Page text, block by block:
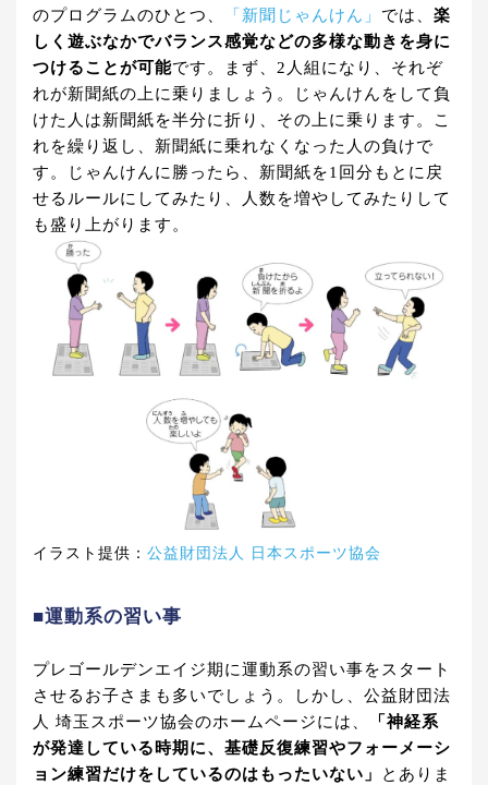
のプログラムのひとつ、
「新聞じゃんけん」 では、 楽
しく遊ぶなかでバランス感覚などの多様な動きを身に
つけることが可能です。まず、2人組になり、それぞ
れが新聞紙の上に乗りましょう。じゃんけんをして負
けた人は新聞紙を半分に折り、その上に乗ります。こ
れを繰り返し、新聞紙に乗れなくなった人の負けで
す。じゃんけんに勝ったら、新聞紙を1回分もとに戻
せるルールにしてみたり、人数を増やしてみたりして
も盛り上がります。
イラスト提供： 公益財団法人 日本スポーツ協会
■運動系の習い事
プレゴールデンエイジ期に運動系の習い事をスタート
させるお子さまも多いでしょう。しかし、公益財団法
人 埼玉スポーツ協会のホームページには、
「神経系
が発達している時期に、基礎反復練習やフォーメーシ
ョン練習だけをしているのはもったいない」
とありま